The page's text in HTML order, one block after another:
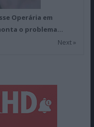
Operária em
o problema…
Next »